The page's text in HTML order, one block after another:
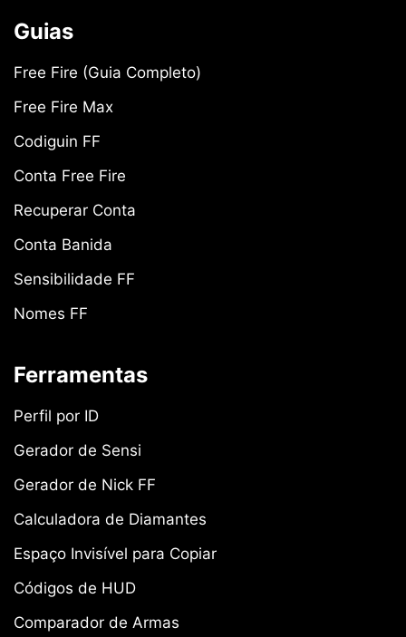
Guias
Free Fire (Guia Completo)
Free Fire Max
Codiguin FF
Conta Free Fire
Recuperar Conta
Conta Banida
Sensibilidade FF
Nomes FF
Ferramentas
Perfil por ID
Gerador de Sensi
Gerador de Nick FF
Calculadora de Diamantes
Espaço Invisível para Copiar
Códigos de HUD
Comparador de Armas